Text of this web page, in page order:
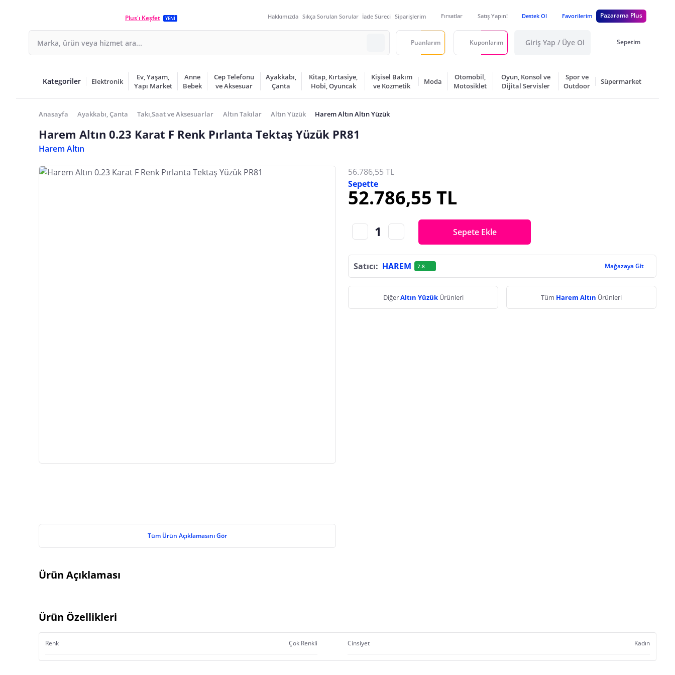
Plus'ı Keşfet YENİ Hakkımızda Sıkça Sorulan Sorular İade Süreci Siparişlerim Fırsatlar Satış Yapın! Destek Ol Favorilerim Pazarama Plus
Puanlarım Kuponlarım Giriş Yap / Üye Ol Sepetim
Kategoriler Elektronik
Ev, Yaşam,
Yapı Market
Anne
Bebek
Cep Telefonu
ve Aksesuar
Ayakkabı,
Çanta
Kitap, Kırtasiye,
Hobi, Oyuncak
Kişisel Bakım
ve Kozmetik
Moda
Otomobil,
Motosiklet
Oyun, Konsol ve
Dijital Servisler
Spor ve
Outdoor
Süpermarket
Anasayfa Ayakkabı, Çanta Takı,Saat ve Aksesuarlar Altın Takılar Altın Yüzük Harem Altın Altın Yüzük
Harem Altın 0.23 Karat F Renk Pırlanta Tektaş Yüzük PR81
Harem Altın
Tüm Ürün Açıklamasını Gör
56.786,55 TL
Sepette
52.786,55 TL
Sepete Ekle
Satıcı: HAREM 7.8 Mağazaya Git
DiğerAltın Yüzük Ürünleri Tüm Harem Altın Ürünleri
Ürün Açıklaması
Ürün Özellikleri
Renk Çok Renkli Cinsiyet Kadın